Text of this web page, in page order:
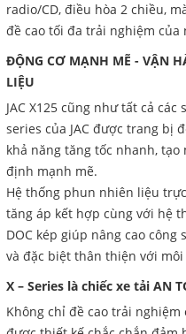
radio/CD, điều hòa 2 chiều,
đề cao tối đa trải nghiệm của
ĐỘNG CƠ MẠNH MẼ - VẬN
LIỆU
JAC X125 cũng như tất cả
series của JAC được trang bị
khả năng tăng tốc nhanh,
định mạnh mẽ.
Hệ thống phun nhiên liệu
tăng áp kết hợp cùng với hệ
DOC kép giúp nâng cao
và đặc biệt thân thiện với
X – Series là chiếc xe tải AN
Không chỉ đề cao trải nghiệm